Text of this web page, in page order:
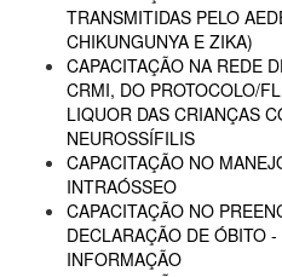
TRANSMITIDAS PELO
CHIKUNGUNYA E ZIKA)
CAPACITAÇÃO NA REDE
CRMI, DO PROTOCOLO/
LIQUOR DAS CRIANÇAS
NEUROSSÍFILIS
CAPACITAÇÃO NO
INTRAÓSSEO
CAPACITAÇÃO NO
DECLARAÇÃO DE ÓBITO
INFORMAÇÃO